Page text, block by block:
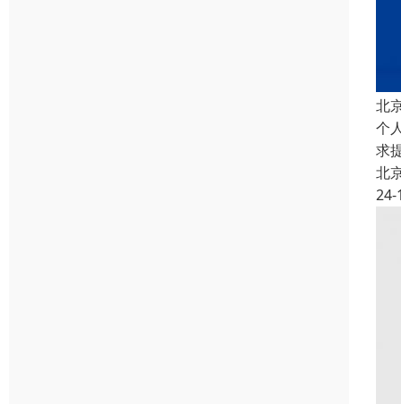
北
个
求
北
24-